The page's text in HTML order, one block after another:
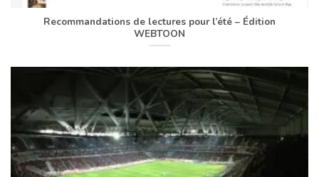
Recommandations de lectures pour l’été – Édition
WEBTOON